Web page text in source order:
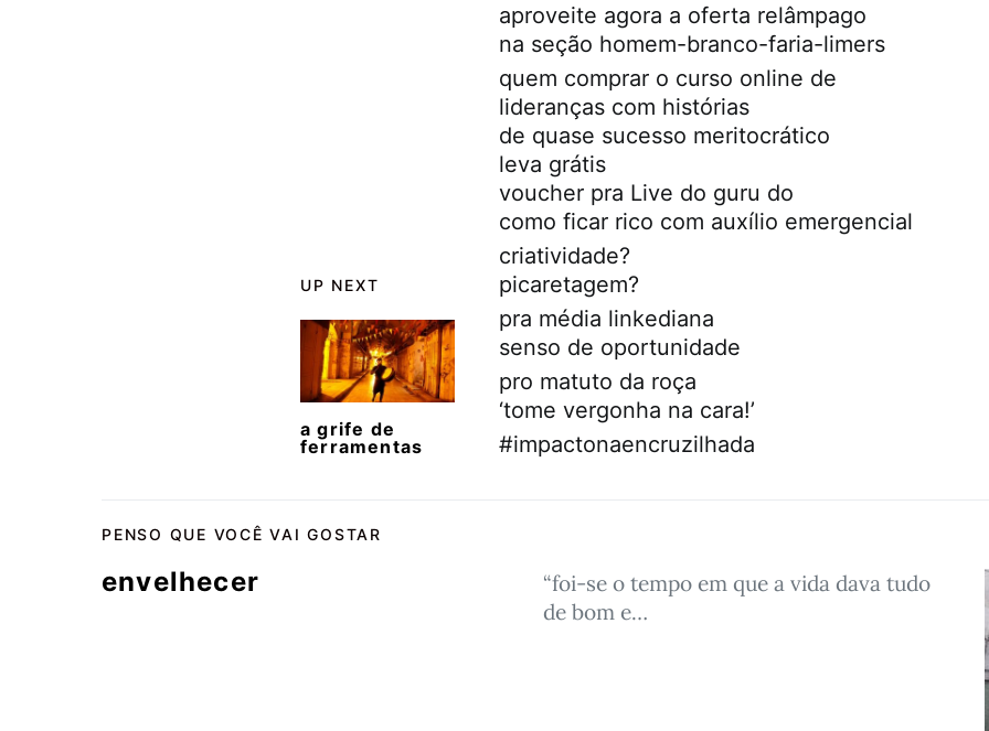
UP NEXT
a grife de
ferramentas
aproveite agora a oferta relâmpago
na seção homem-branco-faria-limers
quem comprar o curso online de
lideranças com histórias
de quase sucesso meritocrático
leva grátis
voucher pra Live do guru do
como ficar rico com auxílio emergencial
criatividade?
picaretagem?
pra média linkediana
senso de oportunidade
pro matuto da roça
‘tome vergonha na cara!’
#impactonaencruzilhada
PENSO QUE VOCÊ VAI GOSTAR
envelhecer
“foi-se o tempo em que a vida dava tudo
de bom e…